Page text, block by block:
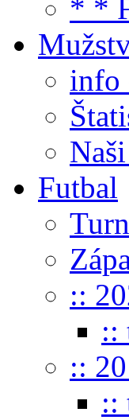
* *
info
Futbal
::
::
::
::